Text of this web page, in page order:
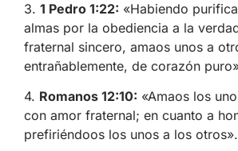
3. 1 Pedro 1:22: «Habiendo
almas por la obediencia a la
fraternal sincero, amaos unos a
entrañablemente, de corazón
4. Romanos 12:10: «Amaos los
con amor fraternal; en cuanto a
prefiriéndoos los unos a los otros».